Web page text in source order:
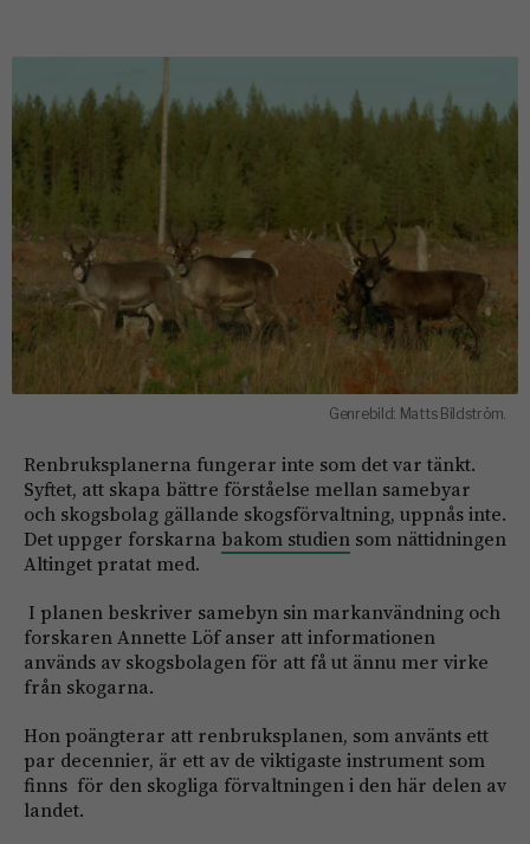
Genrebild: Matts Bildström.
Renbruksplanerna fungerar inte som det var tänkt.
Syftet, att skapa bättre förståelse mellan samebyar
och skogsbolag gällande skogsförvaltning, uppnås inte.
Det uppger forskarna bakom studien som nättidningen
Altinget pratat med.
I planen beskriver samebyn sin markanvändning och
forskaren Annette Löf anser att informationen
används av skogsbolagen för att få ut ännu mer virke
från skogarna.
Hon poängterar att renbruksplanen, som använts ett
par decennier, är ett av de viktigaste instrument som
finns för den skogliga förvaltningen i den här delen av
landet.